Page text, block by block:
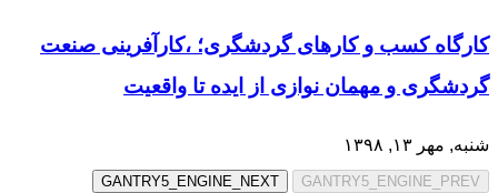
کارگاه کسب و کارهای گردشگری؛ ،کارآفرینی صنعت
گردشگری و مهمان نوازی از ایده تا واقعیت
شنبه, مهر ۱۳, ۱۳۹۸
GANTRY5_ENGINE_PREV
GANTRY5_ENGINE_NEXT